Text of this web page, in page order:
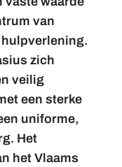
van
zich
veilig
een sterke
uniforme,
Het
het Vlaams